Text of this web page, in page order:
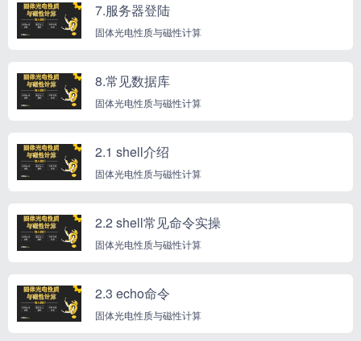
7.服务器登陆
固体光电性质与磁性计算
8.常见数据库
固体光电性质与磁性计算
2.1 shell介绍
固体光电性质与磁性计算
2.2 shell常见命令实操
固体光电性质与磁性计算
2.3 echo命令
固体光电性质与磁性计算